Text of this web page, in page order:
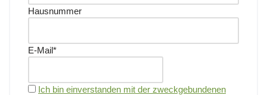
Hausnummer
E-Mail*
Ich bin einverstanden mit der zweckgebundenen